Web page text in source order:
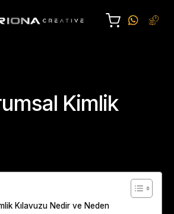
Kimlik
Kılavuzu Nedir ve Neden